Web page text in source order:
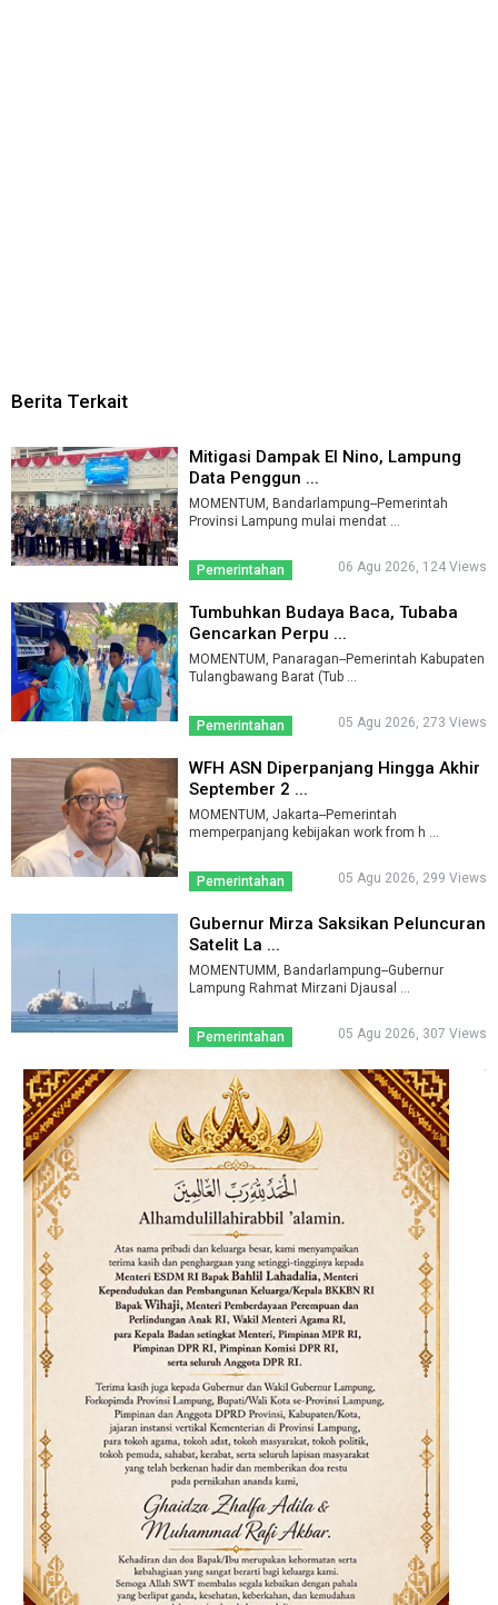
Berita Terkait
Mitigasi Dampak El Nino, Lampung
Data Penggun ...
MOMENTUM, Bandarlampung--Pemerintah
Provinsi Lampung mulai mendat ...
Pemerintahan 06 Agu 2026, 124 Views
Tumbuhkan Budaya Baca, Tubaba
Gencarkan Perpu ...
MOMENTUM, Panaragan--Pemerintah Kabupaten
Tulangbawang Barat (Tub ...
Pemerintahan 05 Agu 2026, 273 Views
WFH ASN Diperpanjang Hingga Akhir
September 2 ...
MOMENTUM, Jakarta--Pemerintah
memperpanjang kebijakan work from h ...
Pemerintahan 05 Agu 2026, 299 Views
Gubernur Mirza Saksikan Peluncuran
Satelit La ...
MOMENTUMM, Bandarlampung--Gubernur
Lampung Rahmat Mirzani Djausal ...
Pemerintahan 05 Agu 2026, 307 Views